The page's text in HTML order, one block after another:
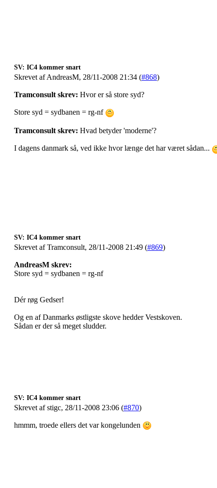
SV: IC4 kommer snart
Skrevet af AndreasM, 28/11-2008 21:34 (#868)
Tramconsult skrev: Hvor er så store syd?
Store syd = sydbanen = rg-nf
Tramconsult skrev: Hvad betyder 'moderne'?
I dagens danmark så, ved ikke hvor længe det har været sådan...
SV: IC4 kommer snart
Skrevet af Tramconsult, 28/11-2008 21:49 (#869)
AndreasM skrev:
Store syd = sydbanen = rg-nf
Dér røg Gedser!
Og en af Danmarks østligste skove hedder Vestskoven.
Sådan er der så meget sludder.
SV: IC4 kommer snart
Skrevet af stigc, 28/11-2008 23:06 (#870)
hmmm, troede ellers det var kongelunden